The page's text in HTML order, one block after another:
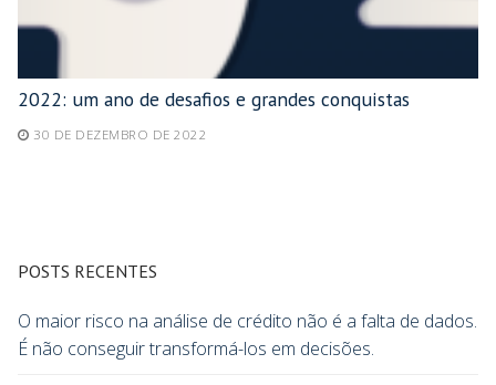
2022: um ano de desafios e grandes conquistas
30 DE DEZEMBRO DE 2022
POSTS RECENTES
O maior risco na análise de crédito não é a falta de dados.
É não conseguir transformá-los em decisões.